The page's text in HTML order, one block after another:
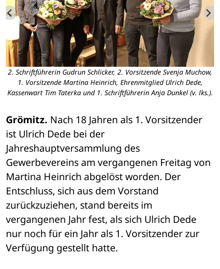
2. Schriftführerin Gudrun Schlicker, 2. Vorsitzende Svenja Muchow,
1. Vorsitzende Martina Heinrich, Ehrenmitglied Ulrich Dede,
Kassenwart Tim Taterka und 1. Schriftführerin Anja Dunkel (v. lks.).
Grömitz. Nach 18 Jahren als 1. Vorsitzender
ist Ulrich Dede bei der
Jahreshauptversammlung des
Gewerbevereins am vergangenen Freitag von
Martina Heinrich abgelöst worden. Der
Entschluss, sich aus dem Vorstand
zurückzuziehen, stand bereits im
vergangenen Jahr fest, als sich Ulrich Dede
nur noch für ein Jahr als 1. Vorsitzender zur
Verfügung gestellt hatte.